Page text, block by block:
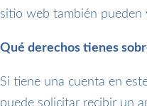
sitio web también pueden
Qué derechos tienes
Si tiene una cuenta en
puede solicitar recibir un